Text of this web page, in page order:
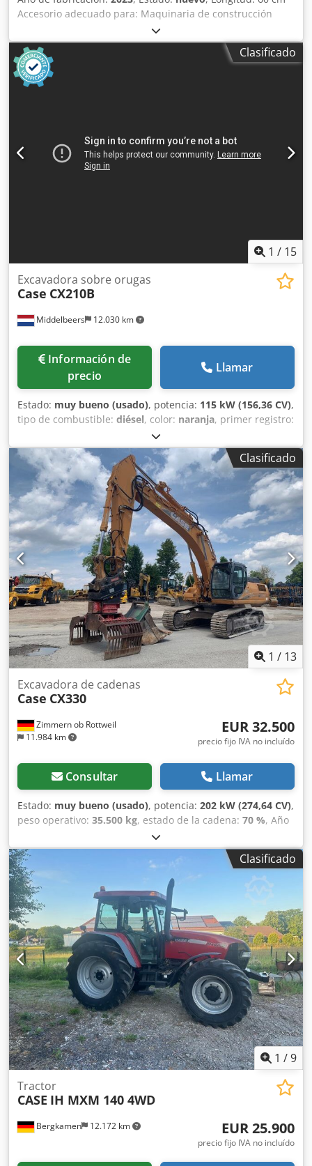
Accesorio adecuado para: Maquinaria de construcción
Capacidad de carga: 500 l Dkodpfx Akspq Tbueqsr
Garantía: 6 meses
Clasificado
1 / 15
Middelbeers 12.030 km
Excavadora sobre orugas
Case CX210B
Información de
precio
Llamar
Estado: muy bueno (usado), potencia: 115 kW (156,36 CV),
tipo de combustible: diésel, color: naranja, primer registro:
, Año de fabricación:2012
funcionamiento:15.109 h, Información general Año del
modelo: 2012 Número de serie: DCH210R5NCEAH2500
Información técnica Número de cilindros: 4 Peso en vacío:
22.600 kg Funcionalidad Anchura de trabajo: 300 cm
Marcado CE: sí Estado Estado técnico: muy bueno Estado
visual: muy bueno Dksdey En Ndepfx Akqor Información
financiera Precio: A consultar Garantía Garantía: De primer
propietario, historial de mantenimiento completo, ¡listo
para trabajar de inmediato! - 80 % sistema de cadenas -
Incluye 3 cucharas: 1300 mm, 450 mm y 2000 mm cuchara
niveladora - Opcional con sistema TOPCON 3D de 2021
Clasificado
1 / 13
Zimmern ob Rottweil
11.984 km
Excavadora de cadenas
Case CX330
EUR 32.500
precio fijo IVA no incluído
Consultar Llamar
Estado: muy bueno (usado), potencia: 202 kW (274,64 CV),
peso operativo: 35.500 kg, estado de la cadena: 70 %, Año
, horas de funcionamiento:
Equipamiento:aire acondicionado, CASE CX330 Año de
fabricación: 2006 Horas de funcionamiento: 9.139 horas
Cabina cerrada Aire acondicionado Radio Sistema de
lubricación centralizado Brazo estándar Djdpjzp Rm Rjfx
Akqjkr Cuchara: 3,30 m Circuito hidráulico completo (para
martillo, pinza o cizalla) Acoplamiento rápido OQ80 1
cuchara – 800 mm de ancho 1 pinza – funciona, necesita
reparación Tren de rodaje conservado en
aproximadamente un 70 % Placas de base de 600 mm de
ancho Motor Isuzu de 202 kW Certificación CE Transporte:
10,8 x 3 x 3,40 m Peso en condiciones de trabajo: 35,5
toneladas.
Clasificado
1 /9
Bergkamen 12.172 km
Tractor
CASE IH MXM 140 4WD
EUR 25.900
precio fijo IVA no incluído